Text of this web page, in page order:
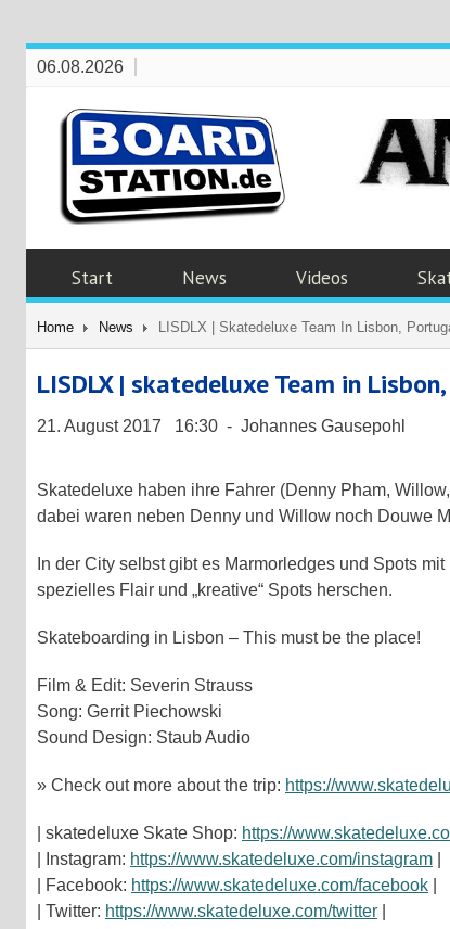
06.08.2026
Start News Videos
Home News LISDLX | Skatedeluxe Team In Lisbon,
LISDLX | skatedeluxe Team in
21. August 2017 16:30 - Johannes Gausepohl
Skatedeluxe haben ihre Fahrer (Denny Pham,
dabei waren neben Denny und Willow noch Douwe
In der City selbst gibt es Marmorledges und Spots
spezielles Flair und „kreative“ Spots herschen.
Skateboarding in Lisbon – This must be the place!
Film & Edit: Severin Strauss
Song: Gerrit Piechowski
Sound Design: Staub Audio
» Check out more about the trip: https://
| skatedeluxe Skate Shop: https://
| Instagram: https://www.skatedeluxe.com/instagram
| Facebook: https://www.skatedeluxe.com/facebook
| Twitter: https://www.skatedeluxe.com/twitter